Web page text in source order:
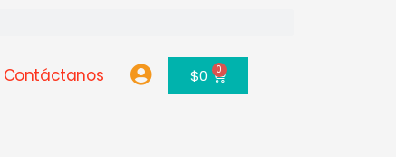
Contáctanos $0 0 Carrito